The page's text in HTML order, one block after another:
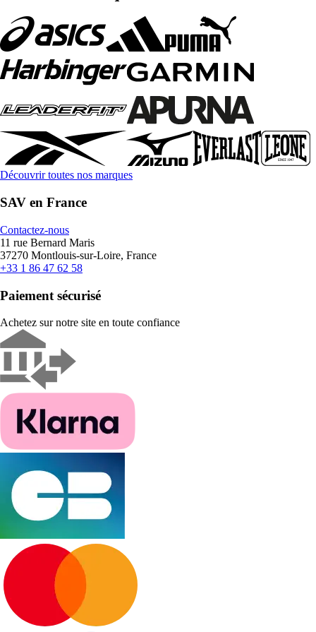
Découvrir toutes nos marques
SAV en France
Contactez-nous
11 rue Bernard Maris
37270 Montlouis-sur-Loire, France
+33 1 86 47 62 58
Paiement sécurisé
Achetez sur notre site en toute confiance